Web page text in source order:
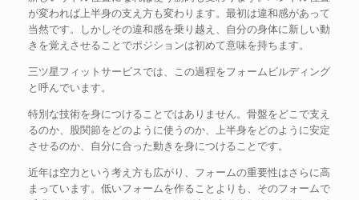
が変われば上半身の支え方も変わります。最初は違和感があって
当然です。しかしその違和感を乗り越え、自分の身体に新しい動
きを覚えさせることでポジションは初めて意味を持ちます。
三ツ星フィットサービスでは、この過程をフォームビルディング
と呼んでいます。
特別な技術を身につけることではありません。骨盤をどこで支え
るのか、股関節をどのように使うのか、上半身をどのように安定
させるのか、自分に合った動きを身につけることです。
近年は空力という考え方も広がり、フォームの重要性はさらに高
まっています。低いフォームを作ることよりも、そのフォームで